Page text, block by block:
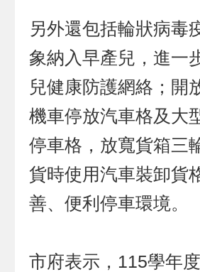
另外還包括輪狀病毒
象納入早產兒，進一
兒健康防護網絡；開
機車停放汽車格及大
停車格，放寬貨箱三
貨時使用汽車裝卸貨
善、便利停車環境。
市府表示，115學年